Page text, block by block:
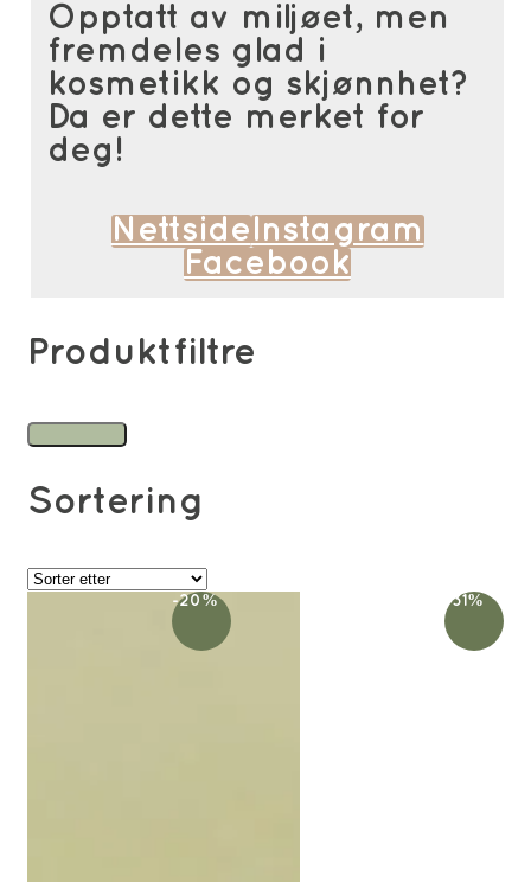
Opptatt av miljøet, men
fremdeles glad i
kosmetikk og skjønnhet?
Da er dette merket for
deg!
Nettside Instagram
Facebook
Produktfiltre
Sortering
-20% -31%